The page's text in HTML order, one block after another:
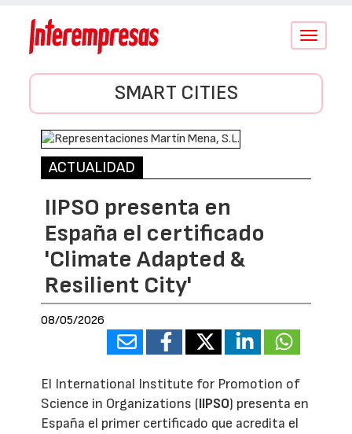
Conmutar
SMART CITIES
ACTUALIDAD
IIPSO presenta en
España el certificado
'Climate Adapted &
Resilient City'
08/05/2026
El International Institute for Promotion of
Science in Organizations (IIPSO) presenta en
España el primer certificado que acredita el